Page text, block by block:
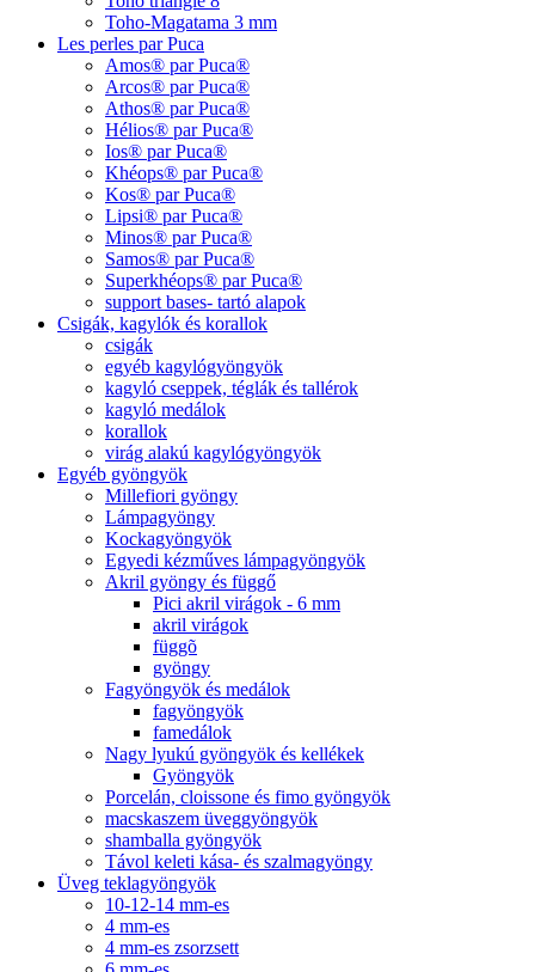
Toho-Magatama 3 mm
Les perles par Puca
Amos® par Puca®
Arcos® par Puca®
Athos® par Puca®
Hélios® par Puca®
Ios® par Puca®
Khéops® par Puca®
Kos® par Puca®
Lipsi® par Puca®
Minos® par Puca®
Samos® par Puca®
Superkhéops® par Puca®
support bases- tartó alapok
Csigák, kagylók és korallok
csigák
egyéb kagylógyöngyök
kagyló cseppek, téglák és tallérok
kagyló medálok
korallok
virág alakú kagylógyöngyök
Egyéb gyöngyök
Millefiori gyöngy
Lámpagyöngy
Kockagyöngyök
Egyedi kézműves lámpagyöngyök
Akril gyöngy és függő
Pici akril virágok - 6 mm
akril virágok
függõ
gyöngy
Fagyöngyök és medálok
fagyöngyök
famedálok
Nagy lyukú gyöngyök és kellékek
Gyöngyök
Porcelán, cloissone és fimo gyöngyök
macskaszem üveggyöngyök
shamballa gyöngyök
Távol keleti kása- és szalmagyöngy
Üveg teklagyöngyök
10-12-14 mm-es
4 mm-es
4 mm-es zsorzsett